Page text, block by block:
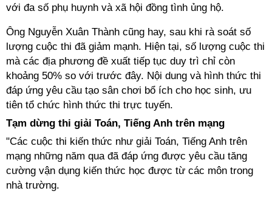
với đa số phụ huynh và xã hội đồng tình ủng hộ.
Ông Nguyễn Xuân Thành cũng hay, sau khi rà soát số
lượng cuộc thi đã giảm mạnh. Hiện tại, số lượng cuộc thi
mà các địa phương đề xuất tiếp tục duy trì chỉ còn
khoảng 50% so với trước đây. Nội dung và hình thức thi
đáp ứng yêu cầu tạo sân chơi bổ ích cho học sinh, ưu
tiên tổ chức hình thức thi trực tuyến.
Tạm dừng thi giải Toán, Tiếng Anh trên mạng
"Các cuộc thi kiến thức như giải Toán, Tiếng Anh trên
mạng những năm qua đã đáp ứng được yêu cầu tăng
cường vận dụng kiến thức học được từ các môn trong
nhà trường.